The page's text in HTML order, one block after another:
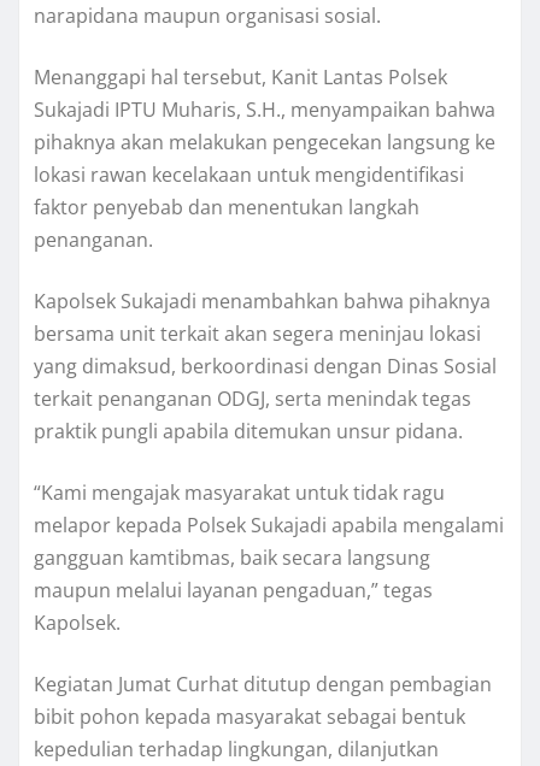
narapidana maupun organisasi sosial.
Menanggapi hal tersebut, Kanit Lantas Polsek
Sukajadi IPTU Muharis, S.H., menyampaikan bahwa
pihaknya akan melakukan pengecekan langsung ke
lokasi rawan kecelakaan untuk mengidentifikasi
faktor penyebab dan menentukan langkah
penanganan.
Kapolsek Sukajadi menambahkan bahwa pihaknya
bersama unit terkait akan segera meninjau lokasi
yang dimaksud, berkoordinasi dengan Dinas Sosial
terkait penanganan ODGJ, serta menindak tegas
praktik pungli apabila ditemukan unsur pidana.
“Kami mengajak masyarakat untuk tidak ragu
melapor kepada Polsek Sukajadi apabila mengalami
gangguan kamtibmas, baik secara langsung
maupun melalui layanan pengaduan,” tegas
Kapolsek.
Kegiatan Jumat Curhat ditutup dengan pembagian
bibit pohon kepada masyarakat sebagai bentuk
kepedulian terhadap lingkungan, dilanjutkan